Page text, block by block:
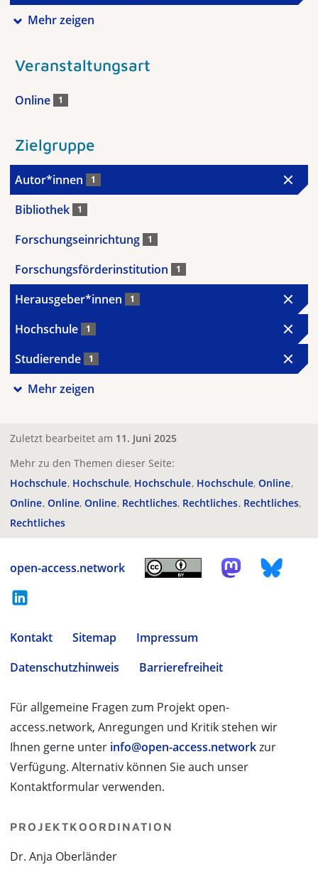
Mehr zeigen
Veranstaltungsart
Online 1
Zielgruppe
Autor*innen 1
Bibliothek 1
Forschungseinrichtung 1
Forschungsförderinstitution 1
Herausgeber*innen 1
Hochschule 1
Studierende 1
Mehr zeigen
Zuletzt bearbeitet am 11. Juni 2025
Mehr zu den Themen dieser Seite:
Hochschule Hochschule Hochschule Hochschule Online
Online Online Online Rechtliches Rechtliches Rechtliches
Rechtliches
open-access.network
Kontakt Sitemap
Impressum
Datenschutzhinweis
Barrierefreiheit
Für allgemeine Fragen zum Projekt open-
access.network, Anregungen und Kritik stehen wir
Ihnen gerne unter info@open-access.networkzur
Verfügung. Alternativ können Sie auch unser
Kontaktformular verwenden.
PROJEKTKOORDINATION
Dr. Anja Oberländer